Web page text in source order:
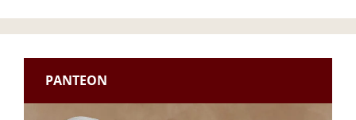
PANTEON